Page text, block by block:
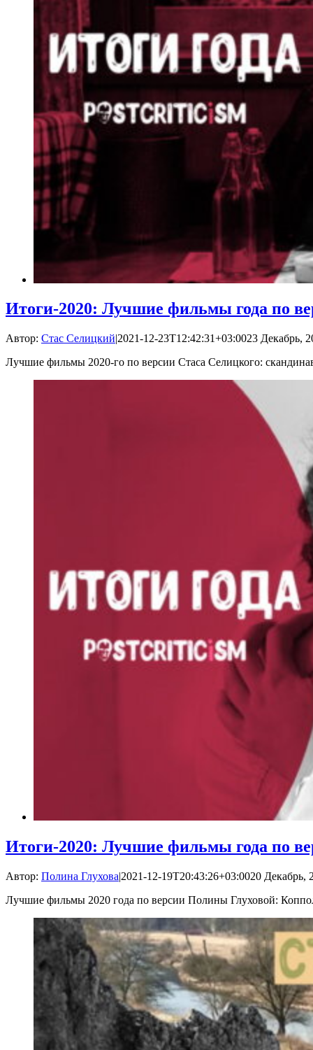
Итоги-2020: Лучшие фильмы года по
Автор: Стас Селицкий|2021-12-23T12:42:31+03:0023 Декабрь,
Лучшие фильмы 2020-го по версии Стаса Селицкого:
Итоги-2020: Лучшие фильмы года по
Автор: Полина Глухова|2021-12-19T20:43:26+03:0020 Декабрь,
Лучшие фильмы 2020 года по версии Полины Глуховой: